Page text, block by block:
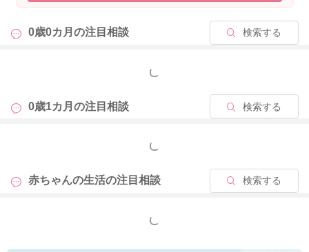
0歳0カ月の注目相談 検索する
もっと見る
0歳1カ月の注目相談 検索する
もっと見る
赤ちゃんの生活の注目相談 検索する
もっと見る